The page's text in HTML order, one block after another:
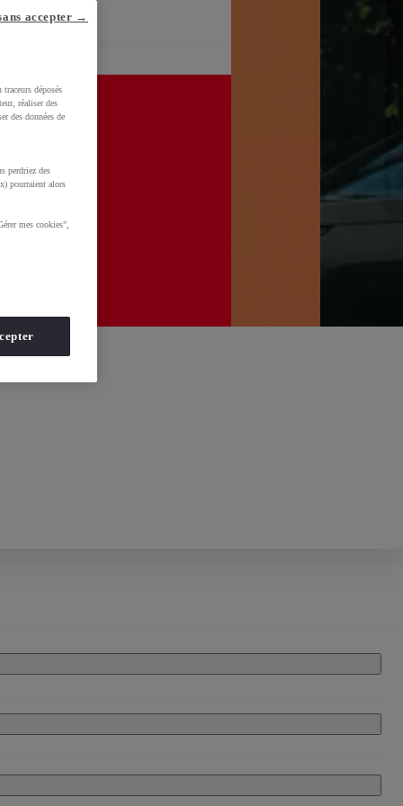
déposés
réaliser des
des données de
perdriez des
pourraient alors
mes cookies",
accepter →